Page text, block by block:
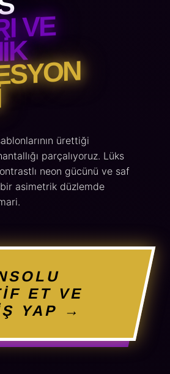
VE
ürettiği
parçalıyoruz. Lüks
neon gücünü ve saf
bir asimetrik düzlemde
ET VE
YAP →